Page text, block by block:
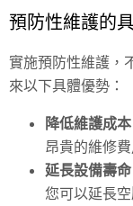
預防性維護的
實施預防性維護，
來以下具體優勢：
降低維護成本
昂貴的維修
延長設備壽命
您可以延長